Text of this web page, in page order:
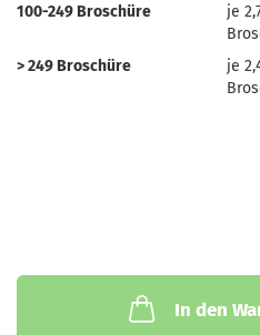
100-249 Broschüre
je
> 249 Broschüre
je
In den